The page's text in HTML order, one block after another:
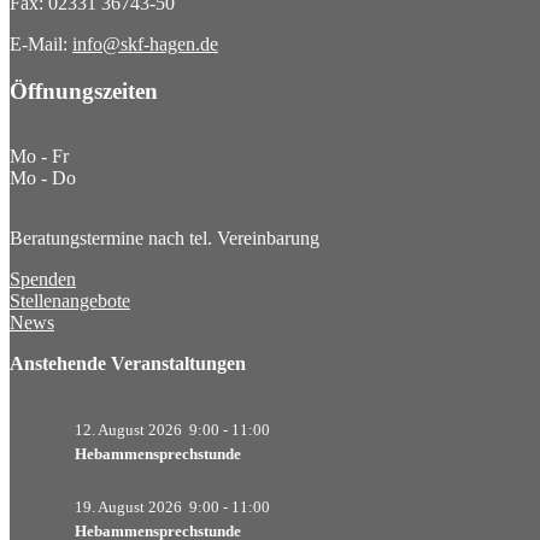
E-Mail: info@skf-hagen.de
Öffnungszeiten
Mo - Fr
Mo - Do
Beratungstermine nach tel. Vereinbarung
Spenden
Stellenangebote
News
Anstehende Veranstaltungen
12. August 2026 9:00 - 11:00
Hebammensprechstunde
19. August 2026 9:00 - 11:00
Hebammensprechstunde